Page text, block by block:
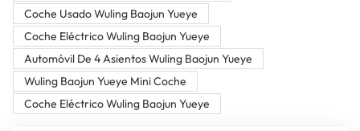
Coche Usado Wuling Baojun Yueye
Coche Eléctrico Wuling Baojun Yueye
Automóvil De 4 Asientos Wuling Baojun Yueye
Wuling Baojun Yueye Mini Coche
Coche Eléctrico Wuling Baojun Yueye